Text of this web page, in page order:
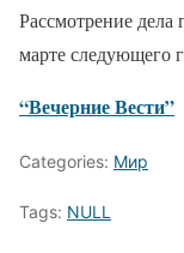
Рассмотрение дела
марте следующего
“Вечерние Вести”
Categories: Мир
Tags: NULL